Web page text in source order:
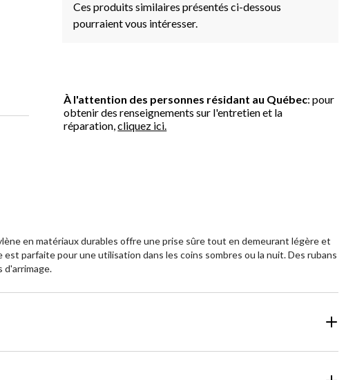
Ces produits similaires présentés ci-dessous
pourraient vous intéresser.
À l'attention des personnes résidant au Québec: pour
obtenir des renseignements sur l'entretien et la
réparation,cliquez ici.
en matériaux durables offre une prise sûre tout en demeurant légère et
parfaite pour une utilisation dans les coins sombres ou la nuit. Des rubans
d'arrimage.